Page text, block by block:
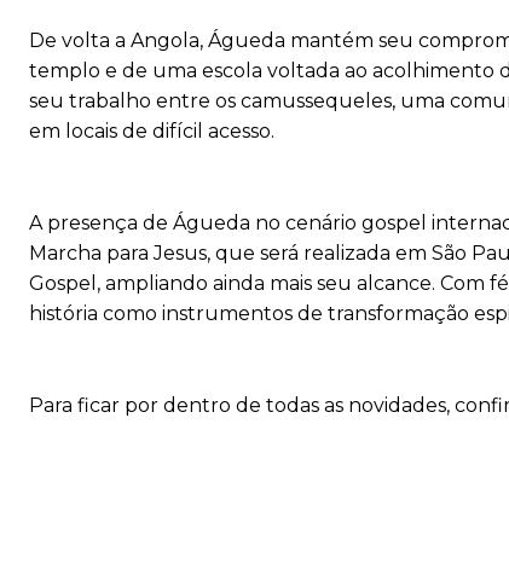
De volta a Angola, Águeda mantém seu
templo e de uma escola voltada ao acolhimento
seu trabalho entre os camussequeles, uma
em locais de difícil acesso.
A presença de Águeda no cenário gospel
Marcha para Jesus, que será realizada em São
Gospel, ampliando ainda mais seu alcance. Com
história como instrumentos de transformação
Para ficar por dentro de todas as novidades,